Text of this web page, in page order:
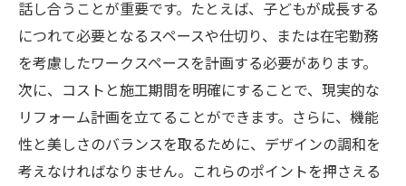
話し合うことが重要です。たとえば、子どもが成長する
につれて必要となるスペースや仕切り、または在宅勤務
を考慮したワークスペースを計画する必要があります。
次に、コストと施工期間を明確にすることで、現実的な
リフォーム計画を立てることができます。さらに、機能
性と美しさのバランスを取るために、デザインの調和を
考えなければなりません。これらのポイントを押さえる